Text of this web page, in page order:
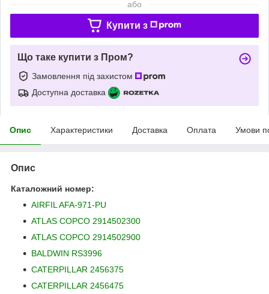
або
Купити з
Що таке купити з Пром?
Замовлення під захистом
Доступна доставка
Опис Характеристики Доставка Оплата Умови
Опис
Каталожний номер:
AIRFIL AFA-971-PU
ATLAS COPCO 2914502300
ATLAS COPCO 2914502900
BALDWIN RS3996
CATERPILLAR 2456375
CATERPILLAR 2456475